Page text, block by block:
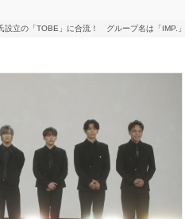
設立の「TOBE」に合流！ グループ名は「IMP.